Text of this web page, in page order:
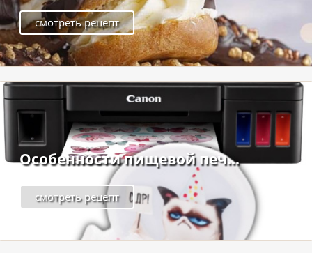
смотреть рецепт
Особенности пищевой печ...
смотреть рецепт